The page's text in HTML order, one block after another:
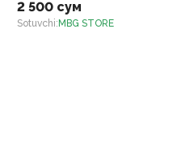
2 500 сум
Sotuvchi: MBG STORE